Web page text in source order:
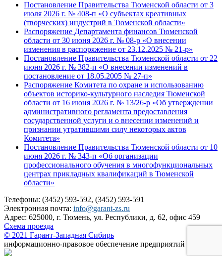
Постановление Правительства Тюменской области от 3
июля 2026 г. № 408-п «О субъектах креативных
(творческих) индустрий в Тюменской области»
Распоряжение Департамента финансов Тюменской
области от 30 июня 2026 г. № 08-р «О внесении
изменения в распоряжение от 23.12.2025 № 21-р»
Постановление Правительства Тюменской области от 22
июня 2026 г. № 382-п «О внесении изменений в
постановление от 18.05.2005 № 27-п»
Распоряжение Комитета по охране и использованию
объектов историко-культурного наследия Тюменской
области от 16 июня 2026 г. № 13/26-р «Об утверждении
административного регламента предоставления
государственной услуги и о внесении изменений и
признании утратившими силу некоторых актов
Комитета»
Постановление Правительства Тюменской области от 10
июня 2026 г. № 343-п «Об организации
профессионального обучения в многофункциональных
центрах прикладных квалификаций в Тюменской
области»
Телефоны: (3452) 593-592, (3452) 593-591
Электронная почта: info@garant-zs.ru
Адрес: 625000, г. Тюмень, ул. Республики, д. 62, офис 459
Схема проезда
© 2021 Гарант-Западная Сибирь
информационно-правовое обеспечение предприятий